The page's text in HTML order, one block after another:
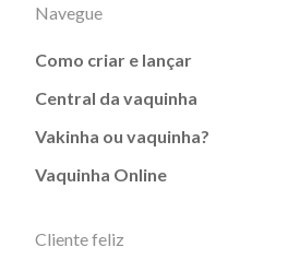
Navegue
Como criar e lançar
Central da vaquinha
Vakinha ou vaquinha?
Vaquinha Online
Cliente feliz